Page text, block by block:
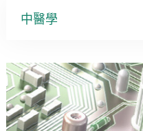
中醫學